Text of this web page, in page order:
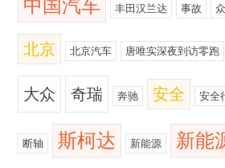
中国汽车 丰田汉兰达 事故
北京 北京汽车 唐唯实深夜到访零跑
大众 奇瑞 奔驰 安全 安全
断轴 斯柯达 新能源 新能